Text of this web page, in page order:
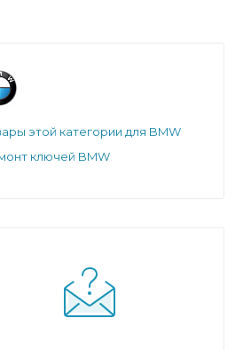
этой категории для BMW
ключей BMW